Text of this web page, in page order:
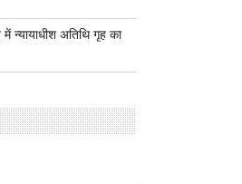
न्यायाधीश अतिथि गृह का